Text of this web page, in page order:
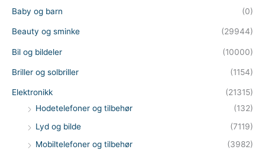
Baby og barn (0)
Beauty og sminke (29944)
Bil og bildeler (10000)
Briller og solbriller (1154)
Elektronikk
(21315)
Hodetelefoner og tilbehør
(132)
Lyd og bilde
(7119)
Mobiltelefoner og tilbehør
(3982)